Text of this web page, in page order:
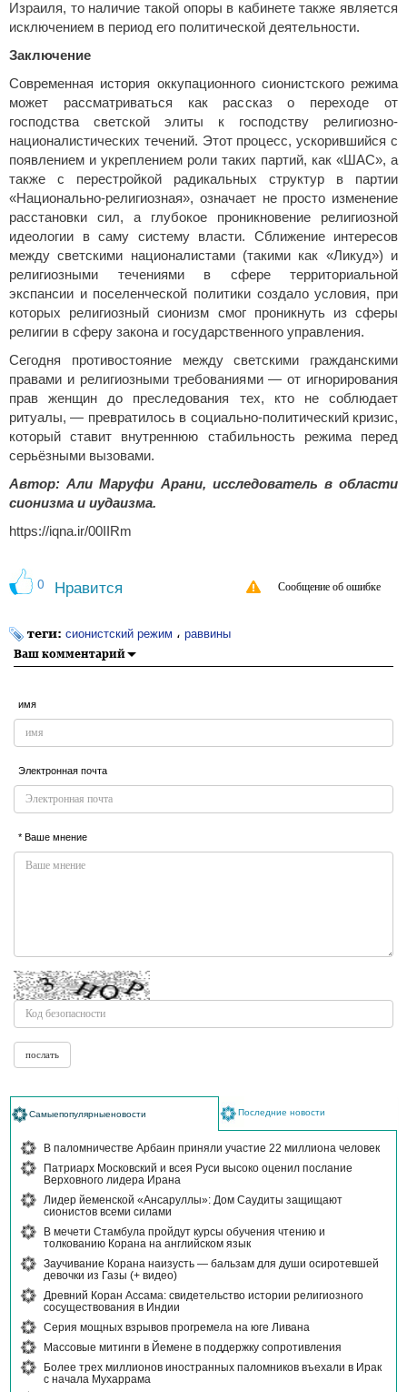
Израиля, то наличие такой опоры в кабинете также является
исключением в период его политической деятельности.
Заключение
Современная история оккупационного сионистского режима
может рассматриваться как рассказ о переходе от
господства светской элиты к господству религиозно-
националистических течений. Этот процесс, ускорившийся с
появлением и укреплением роли таких партий, как «ШАС», а
также с перестройкой радикальных структур в партии
«Национально-религиозная», означает не просто изменение
расстановки сил, а глубокое проникновение религиозной
идеологии в саму систему власти. Сближение интересов
между светскими националистами (такими как «Ликуд») и
религиозными течениями в сфере территориальной
экспансии и поселенческой политики создало условия, при
которых религиозный сионизм смог проникнуть из сферы
религии в сферу закона и государственного управления.
Сегодня противостояние между светскими гражданскими
правами и религиозными требованиями — от игнорирования
прав женщин до преследования тех, кто не соблюдает
ритуалы, — превратилось в социально-политический кризис,
который ставит внутреннюю стабильность режима перед
серьёзными вызовами.
Автор: Али Маруфи Арани, исследователь в области
сионизма и иудаизма.
https://iqna.ir/00IIRm
0 Нравится Сообщение об ошибке
теги: сионистский режим ، раввины
Ваш комментарий
имя
Электронная почта
* Ваше мнение
Самыепопулярныеновости Последние новости
В паломничестве Арбаин приняли участие 22 миллиона человек
Патриарх Московский и всея Руси высоко оценил послание
Верховного лидера Ирана
Лидер йеменской «Ансаруллы»: Дом Саудиты защищают
сионистов всеми силами
В мечети Стамбула пройдут курсы обучения чтению и
толкованию Корана на английском язык
Заучивание Корана наизусть — бальзам для души осиротевшей
девочки из Газы (+ видео)
Древний Коран Ассама: свидетельство истории религиозного
сосуществования в Индии
Серия мощных взрывов прогремела на юге Ливана
Массовые митинги в Йемене в поддержку сопротивления
Более трех миллионов иностранных паломников въехали в Ирак
с начала Мухаррама